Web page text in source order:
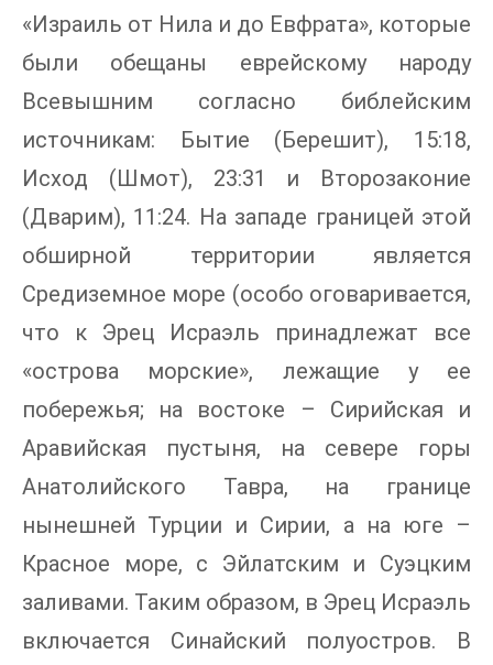
«Израиль от Нила и до Евфрата», которые
были обещаны еврейскому народу
Всевышним согласно библейским
источникам: Бытие (Берешит), 15:18,
Исход (Шмот), 23:31 и Второзаконие
(Дварим), 11:24. На западе границей этой
обширной территории является
Средиземное море (особо оговаривается,
что к Эрец Исраэль принадлежат все
«острова морские», лежащие у ее
побережья; на востоке – Сирийская и
Аравийская пустыня, на севере горы
Анатолийского Тавра, на границе
нынешней Турции и Сирии, а на юге –
Красное море, с Эйлатским и Суэцким
заливами. Таким образом, в Эрец Исраэль
включается Синайский полуостров. В